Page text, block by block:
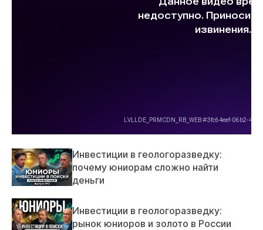
Инвестиции в геологоразведку:
почему юниорам сложно найти
деньги
Инвестиции в геологоразведку:
рынок юниоров и золото в России